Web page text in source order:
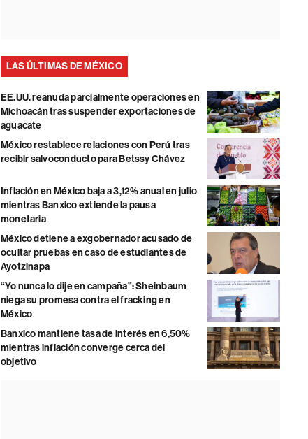
LAS ÚLTIMAS DE MÉXICO
EE.UU. reanuda parcialmente operaciones en
Michoacán tras suspender exportaciones de
aguacate
México restablece relaciones con Perú tras
recibir salvoconducto para Betssy Chávez
Inflación en México baja a 3,12% anual en julio
mientras Banxico extiende la pausa
monetaria
México detiene a exgobernador acusado de
ocultar pruebas en caso de estudiantes de
Ayotzinapa
“Yo nunca lo dije en campaña”: Sheinbaum
niega su promesa contra el fracking en
México
Banxico mantiene tasa de interés en 6,50%
mientras inflación converge cerca del
objetivo